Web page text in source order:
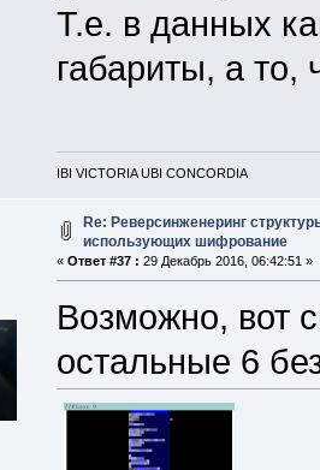
Т.е. в данных
габариты, а то,
IBI VICTORIA UBI CONCORDIA
Re: Реверсинженеринг
использующих шифрование
«Ответ #37 : 29 Декабрь 2016, 06:42:51 »
Возможно, вот
остальные 6